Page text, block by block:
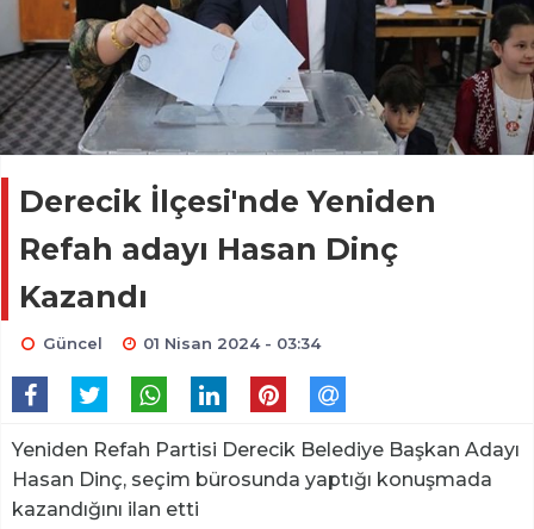
Derecik İlçesi'nde Yeniden
Refah adayı Hasan Dinç
Kazandı
Güncel 01 Nisan 2024 - 03:34
Yeniden Refah Partisi Derecik Belediye Başkan Adayı
Hasan Dinç, seçim bürosunda yaptığı konuşmada
kazandığını ilan etti